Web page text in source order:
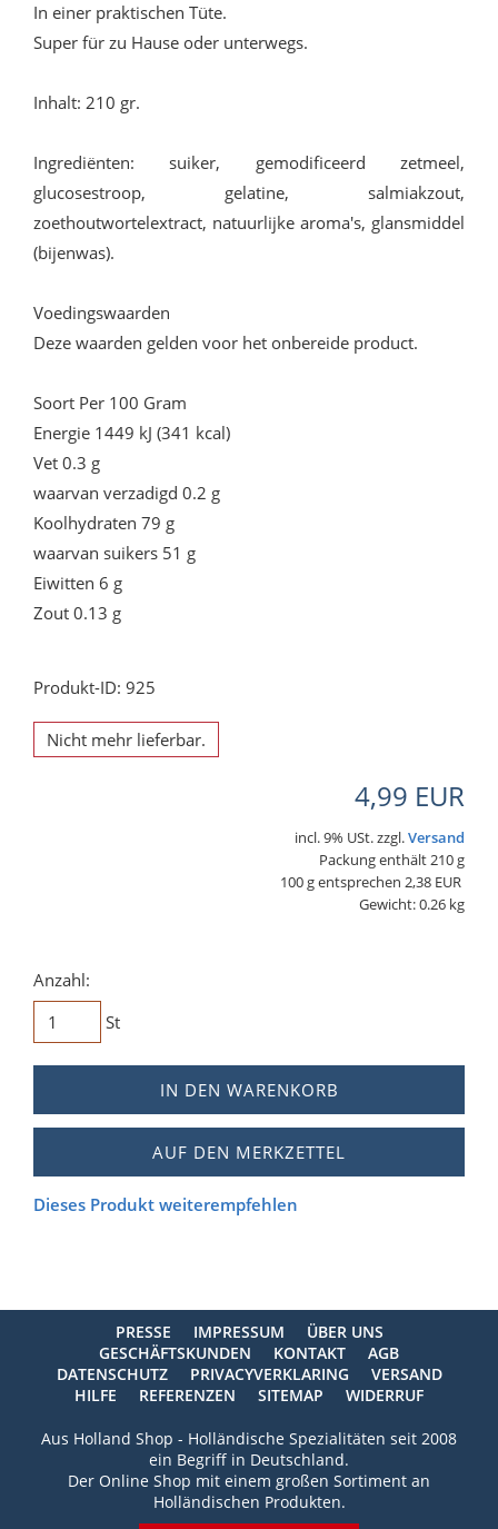
In einer praktischen Tüte.
Super für zu Hause oder unterwegs.
Inhalt: 210 gr.
Ingrediënten: suiker, gemodificeerd zetmeel,
glucosestroop, gelatine, salmiakzout,
zoethoutwortelextract, natuurlijke aroma's, glansmiddel
(bijenwas).
Voedingswaarden
Deze waarden gelden voor het onbereide product.
Soort Per 100 Gram
Energie 1449 kJ (341 kcal)
Vet 0.3 g
waarvan verzadigd 0.2 g
Koolhydraten 79 g
waarvan suikers 51 g
Eiwitten 6 g
Zout 0.13 g
Produkt-ID: 925
Nicht mehr lieferbar.
4,99 EUR
incl. 9% USt. zzgl.Versand
Packung enthält 210 g
100 g entsprechen 2,38 EUR
Gewicht: 0.26 kg
Anzahl:
St
IN DEN WARENKORB
AUF DEN MERKZETTEL
Dieses Produkt weiterempfehlen
PRESSE IMPRESSUM
ÜBER UNS
GESCHÄFTSKUNDEN
KONTAKT
AGB
DATENSCHUTZ
PRIVACYVERKLARING
VERSAND
HILFE
REFERENZEN SITEMAP WIDERRUF
Aus Holland Shop - Holländische Spezialitäten seit 2008
ein Begriff in Deutschland.
Der Online Shop mit einem großen Sortiment an
Holländischen Produkten.